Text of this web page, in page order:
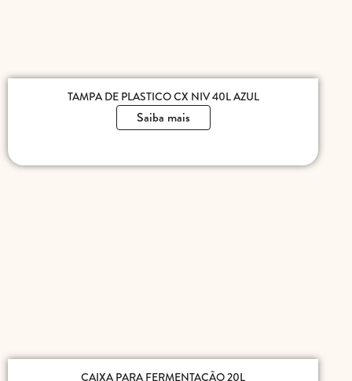
TAMPA DE PLASTICO CX NIV 40L AZUL
Saiba mais
CAIXA PARA FERMENTAÇÃO 20L